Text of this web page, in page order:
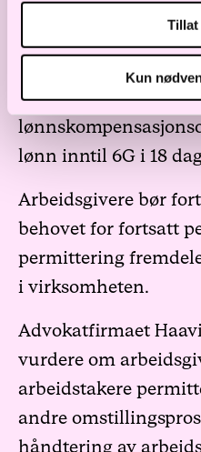
Tillat
Kun
Det er også grunn til
arbeidsgiverperiode I
dager fra 1.
lønn inntil 6G i 18
Arbeidsgivere bør
behovet for fortsatt
permittering
i virksomheten.
Advokatfirmaet
vurdere om
arbeidstakere
andre
håndtering av